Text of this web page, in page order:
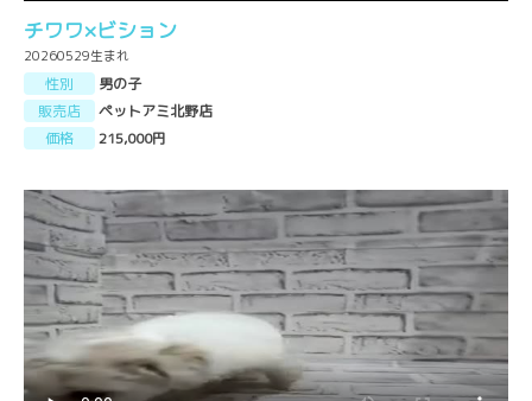
チワワ×ビション
20260529生まれ
性別
男の子
販売店
ペットアミ北野店
価格
215,000円